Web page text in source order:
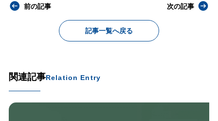
前の記事
記事一覧へ戻る
次の記事
関連記事Relation Entry